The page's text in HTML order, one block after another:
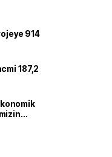
914
187,2